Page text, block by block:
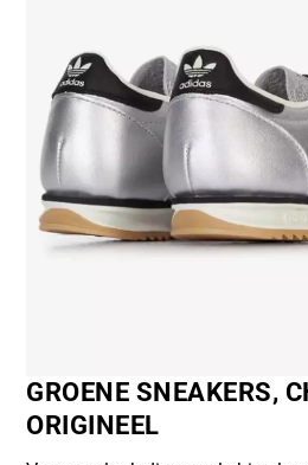
GROENE SNEAKERS,
ORIGINEEL